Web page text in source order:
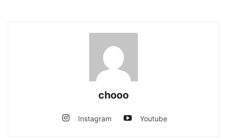
chooo
Instagram Youtube